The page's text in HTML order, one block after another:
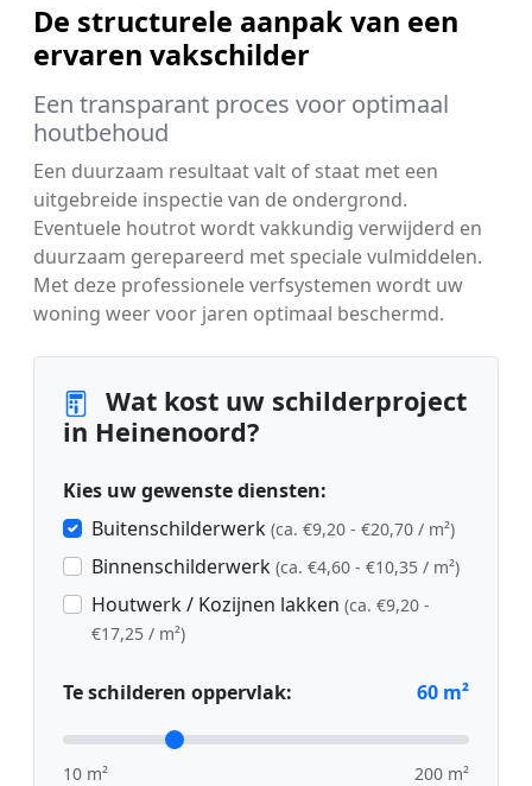
De structurele aanpak van een
ervaren vakschilder
Een transparant proces voor optimaal
houtbehoud
Een duurzaam resultaat valt of staat met een
uitgebreide inspectie van de ondergrond.
Eventuele houtrot wordt vakkundig verwijderd en
duurzaam gerepareerd met speciale vulmiddelen.
Met deze professionele verfsystemen wordt uw
woning weer voor jaren optimaal beschermd.
Wat kost uw schilderproject
in Heinenoord?
Kies uw gewenste diensten:
Buitenschilderwerk (ca. €9,20 - €20,70 / m²)
Binnenschilderwerk (ca. €4,60 - €10,35 / m²)
Houtwerk / Kozijnen lakken (ca. €9,20 -
€17,25 / m²)
Te schilderen oppervlak: 60 m²
10 m² 200 m²